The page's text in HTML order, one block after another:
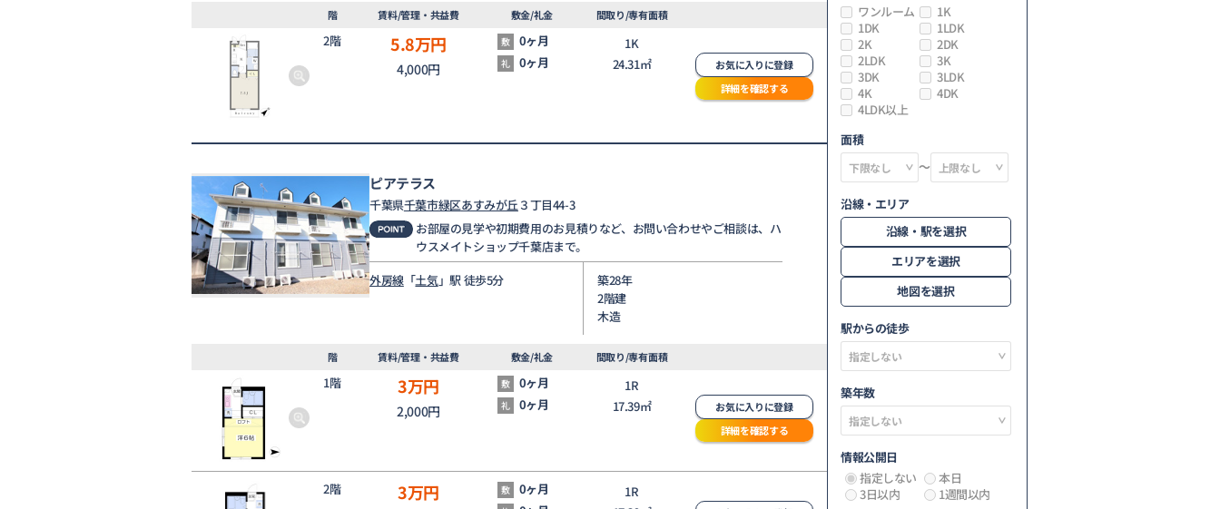
階 賃料/管理・共益費 敷金/礼金 間取り/専有面積
2階 5.8万円
4,000円
敷 0ヶ月
礼 0ヶ月
1K
24.31㎡
お気に入りに登録
詳細を確認する
ピアテラス
千葉県千葉市緑区あすみが丘 ３丁目44-3
お部屋の見学や初期費用のお見積りなど、お問い合わせやご相談は、ハ
ウスメイトショップ千葉店まで。
外房線「土気」駅 徒歩5分
築28年
2階建
木造
階 賃料/管理・共益費 敷金/礼金 間取り/専有面積
1階 3万円
2,000円
敷 0ヶ月
礼 0ヶ月
1R
17.39㎡
お気に入りに登録
詳細を確認する
2階 3万円 敷 0ヶ月
1R
ワンルーム
1K
1DK
1LDK
2K
2DK
2LDK
3K
3DK
3LDK
4K
4DK
4LDK以上
面積
～
沿線・エリア
沿線・駅を選択
エリアを選択
地図を選択
駅からの徒歩
築年数
情報公開日
指定しない
本日
3日以内
1週間以内